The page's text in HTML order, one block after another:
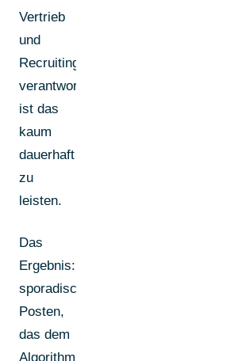
Vertrieb
und
Recruiting
verantwortet,
ist das
kaum
dauerhaft
zu
leisten.
Das
Ergebnis:
sporadisches
Posten,
das dem
Algorithmus